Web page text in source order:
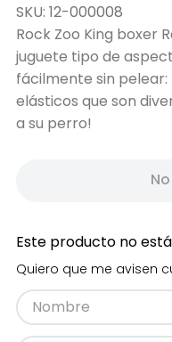
SKU: 12-000008
Rock Zoo King boxer
juguete tipo de
fácilmente sin pelear:
elásticos que son
a su perro!
Este producto no
Quiero que me avisen